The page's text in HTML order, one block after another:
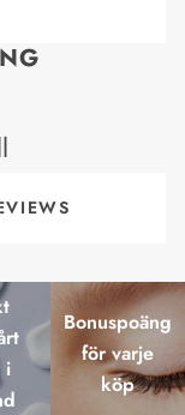
i
Bonuspoäng
för varje
köp